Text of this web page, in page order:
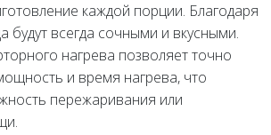
каждой порции. Благодаря
будут всегда сочными и вкусными.
нагрева позволяет точно
и время нагрева, что
пережаривания или